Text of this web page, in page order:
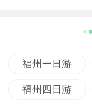
福州一日游
福州四日游